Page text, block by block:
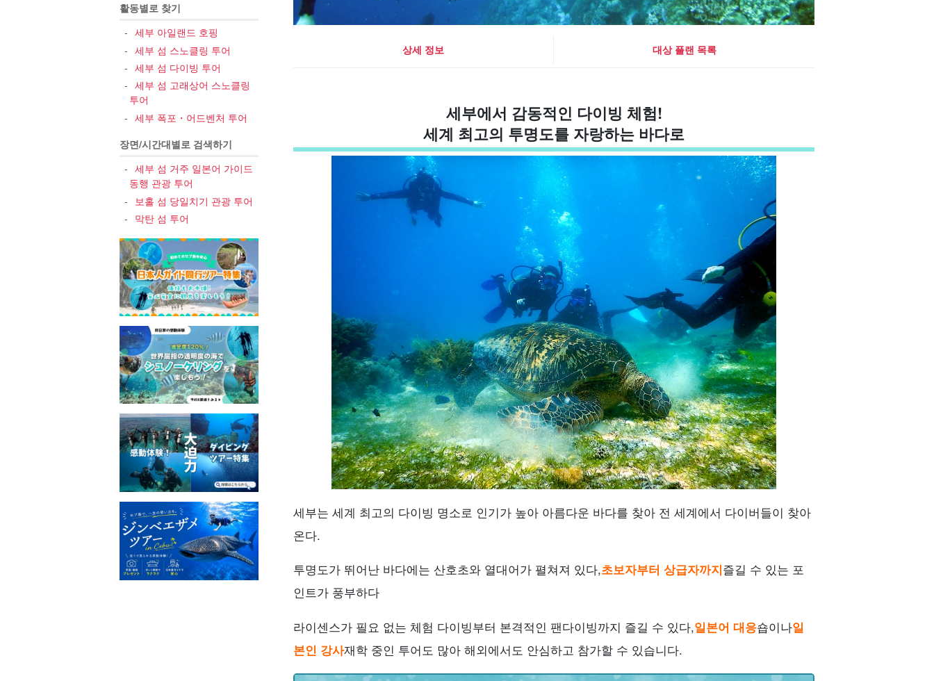
활동별로 찾기
세부 아일랜드 호핑
세부 섬 스노클링 투어
세부 섬 다이빙 투어
세부 섬 고래상어 스노클링
투어
세부 폭포・어드벤처 투어
장면/시간대별로 검색하기
세부 섬 거주 일본어 가이드
동행 관광 투어
보홀 섬 당일치기 관광 투어
막탄 섬 투어
상세 정보 대상 플랜 목록
세부에서 감동적인 다이빙 체험!
세계 최고의 투명도를 자랑하는 바다로
세부는 세계 최고의 다이빙 명소로 인기가 높아 아름다운 바다를 찾아 전 세계에서 다이버들이 찾아
온다.
투명도가 뛰어난 바다에는 산호초와 열대어가 펼쳐져 있다,초보자부터 상급자까지즐길 수 있는 포
인트가 풍부하다
라이센스가 필요 없는 체험 다이빙부터 본격적인 팬다이빙까지 즐길 수 있다,일본어 대응숍이나일
본인 강사재학 중인 투어도 많아 해외에서도 안심하고 참가할 수 있습니다.